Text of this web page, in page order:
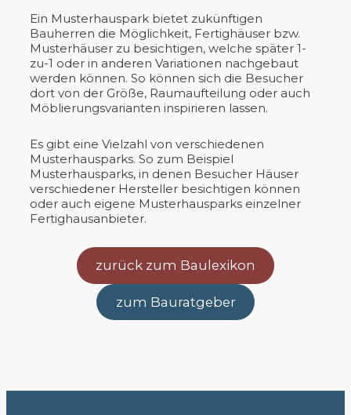
Ein Musterhauspark bietet zukünftigen
Bauherren die Möglichkeit, Fertighäuser bzw.
Musterhäuser zu besichtigen, welche später 1-
zu-1 oder in anderen Variationen nachgebaut
werden können. So können sich die Besucher
dort von der Größe, Raumaufteilung oder auch
Möblierungsvarianten inspirieren lassen.
Es gibt eine Vielzahl von verschiedenen
Musterhausparks. So zum Beispiel
Musterhausparks, in denen Besucher Häuser
verschiedener Hersteller besichtigen können
oder auch eigene Musterhausparks einzelner
Fertighausanbieter.
zurück zum Baulexikon
zum Bauratgeber